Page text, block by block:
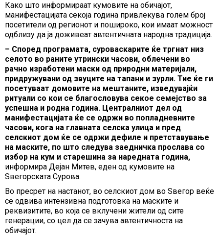
Како што информираат кумовите на обичајот,
манифестацијата секоја година привлекува голем број
посетители од регионот и пошироко, кои имаат можност
одблизу да ја доживеат автентичната народна традиција.
– Според програмата, суроваскарите ќе тргнат низ
селото во раните утрински часови, облечени во
рачно изработени маски од природни материјали,
придружувани од звуците на тапани и зурли. Тие ќе ги
посетуваат домовите на мештаните, изведувајќи
ритуали со кои се благословува секое семејство за
успешна и родна година. Централниот дел од
манифестацијата ќе се одржи во попладневните
часови, кога на главната селска улица и пред
селскиот дом ќе се одржи дефиле и претставување
на маските, по што следува заедничка прослава со
избор на кум и старешина за наредната година,
информира Дејан Митев, еден од кумовите на
Ѕвегорската Сурова.
Во пресрет на настанот, во селскиот дом во Ѕвегор веќе
се одвива интензивна подготовка на маските и
реквизитите, во која се вклучени жители од сите
генерации, со цел да се зачува автентичноста на
обичајот.